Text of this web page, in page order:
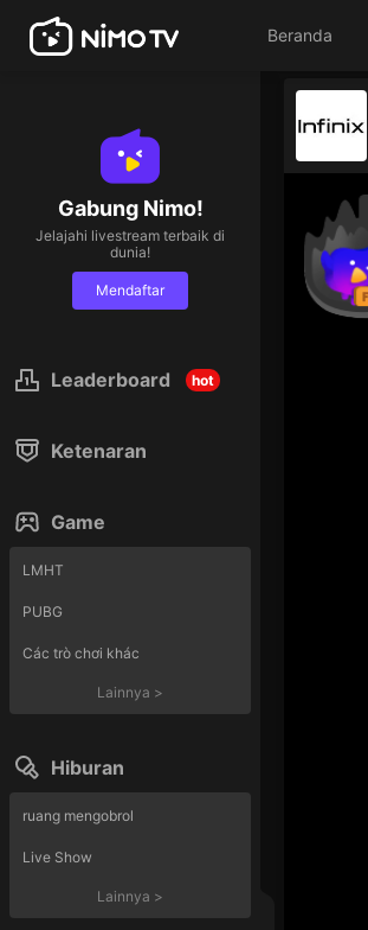
Beranda
Gabung Nimo!
Jelajahi livestream terbaik di
dunia!
Mendaftar
Leaderboard hot
Ketenaran
Game
LMHT
PUBG
Các trò chơi khác
Lainnya >
Hiburan
ruang mengobrol
Live Show
Lainnya >